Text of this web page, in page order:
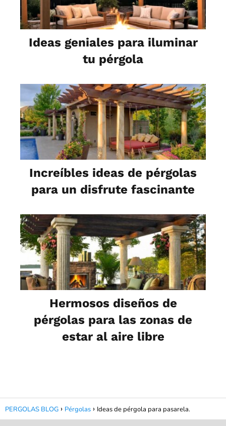
Ideas geniales para iluminar
tu pérgola
Increíbles ideas de pérgolas
para un disfrute fascinante
Hermosos diseños de
pérgolas para las zonas de
estar al aire libre
PERGOLAS BLOG Pérgolas Ideas de pérgola para pasarela.